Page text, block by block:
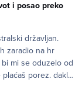
i posao preko
zaradio na hr
mi se oduzelo od